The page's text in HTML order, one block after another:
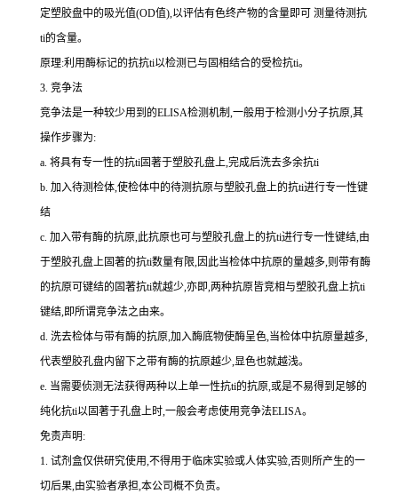
定塑胶盘中的吸光值(OD值),以评估有色终产物的含量即可 测量待测抗
ti的含量。
原理:利用酶标记的抗抗ti以检测已与固相结合的受检抗ti。
3. 竞争法
竞争法是一种较少用到的ELISA检测机制,一般用于检测小分子抗原,其
操作步骤为:
a. 将具有专一性的抗ti固著于塑胶孔盘上,完成后洗去多余抗ti
b. 加入待测检体,使检体中的待测抗原与塑胶孔盘上的抗ti进行专一性键
结
c. 加入带有酶的抗原,此抗原也可与塑胶孔盘上的抗ti进行专一性键结,由
于塑胶孔盘上固著的抗ti数量有限,因此当检体中抗原的量越多,则带有酶
的抗原可键结的固著抗ti就越少,亦即,两种抗原皆竞相与塑胶孔盘上抗ti
键结,即所谓竞争法之由来。
d. 洗去检体与带有酶的抗原,加入酶底物使酶呈色,当检体中抗原量越多,
代表塑胶孔盘内留下之带有酶的抗原越少,显色也就越浅。
e. 当需要侦测无法获得两种以上单一性抗ti的抗原,或是不易得到足够的
纯化抗ti以固著于孔盘上时,一般会考虑使用竞争法ELISA。
免责声明:
1. 试剂盒仅供研究使用,不得用于临床实验或人体实验,否则所产生的一
切后果,由实验者承担,本公司概不负责。